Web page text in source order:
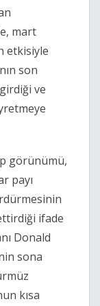
mart
etkisiyle
son
ve
görünümü,
payı
ifade
Donald
sona
kısa